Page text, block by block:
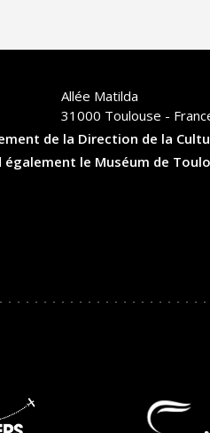
Allée Matilda
31000 Toulouse -
de la Direction de la
le Muséum de